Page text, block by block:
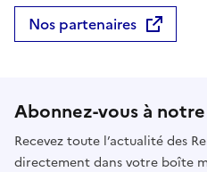
Nos partenaires
Abonnez-vous à
Recevez toute l’actualité des
directement dans votre boîte